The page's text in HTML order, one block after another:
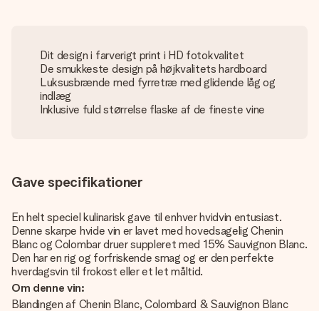
Dit design i farverigt print i HD fotokvalitet
De smukkeste design på højkvalitets hardboard
Luksusbrænde med fyrretræ med glidende låg og
indlæg
Inklusive fuld størrelse flaske af de fineste vine
Gave specifikationer
En helt speciel kulinarisk gave til enhver hvidvin entusiast.
Denne skarpe hvide vin er lavet med hovedsagelig Chenin
Blanc og Colombar druer suppleret med 15% Sauvignon Blanc.
Den har en rig og forfriskende smag og er den perfekte
hverdagsvin til frokost eller et let måltid.
Om denne vin:
Blandingen af ​​Chenin Blanc, Colombard & Sauvignon Blanc